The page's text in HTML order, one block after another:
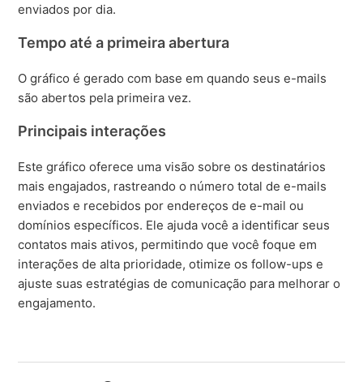
enviados por dia.
Tempo até a primeira abertura
O gráfico é gerado com base em quando seus e-mails
são abertos pela primeira vez.
Principais interações
Este gráfico oferece uma visão sobre os destinatários
mais engajados, rastreando o número total de e-mails
enviados e recebidos por endereços de e-mail ou
domínios específicos. Ele ajuda você a identificar seus
contatos mais ativos, permitindo que você foque em
interações de alta prioridade, otimize os follow-ups e
ajuste suas estratégias de comunicação para melhorar o
engajamento.